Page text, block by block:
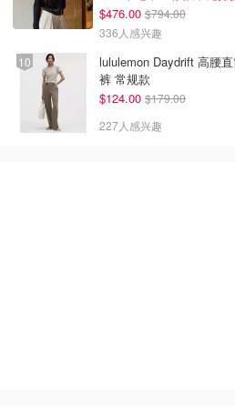
$476.00 $794.00
336人感兴趣
lululemon Daydrift 高腰
裤 常规款
$124.00 $179.00
227人感兴趣